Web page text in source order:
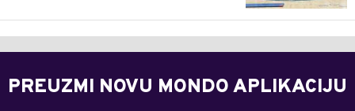
PREUZMI NOVU MONDO APLIKACIJU